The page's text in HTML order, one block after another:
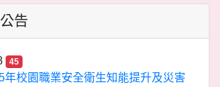
告
45
年校園職業安全衛生知能提升及災害